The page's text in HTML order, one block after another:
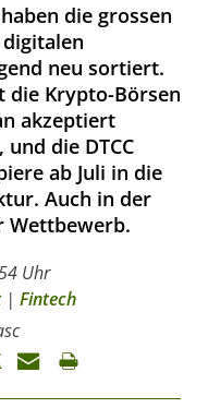
die grossen
neu sortiert.
die Krypto-Börsen
akzeptiert
die DTCC
ab Juli in die
Auch in der
Wettbewerb.
Uhr
| Fintech